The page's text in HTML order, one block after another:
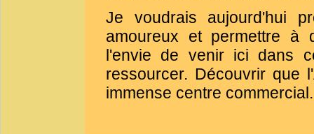
Je voudrais aujourd'hui
amoureux et permettre à
l'envie de venir ici dans
ressourcer. Découvrir que
immense centre commercial.